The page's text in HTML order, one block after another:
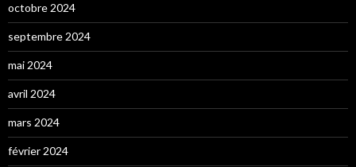
octobre 2024
septembre 2024
mai 2024
avril 2024
mars 2024
février 2024